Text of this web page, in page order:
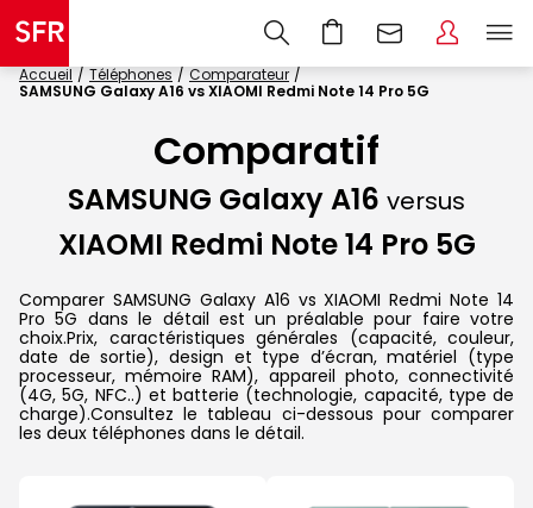
Accueil Téléphones
Comparateur
SAMSUNG Galaxy A16 vs XIAOMI Redmi Note 14 Pro 5G
Comparatif
SAMSUNG Galaxy A16 versus
XIAOMI Redmi Note 14 Pro 5G
Comparer SAMSUNG Galaxy A16 vs XIAOMI Redmi Note 14
Pro 5G dans le détail est un préalable pour faire votre
choix.Prix, caractéristiques générales (capacité, couleur,
date de sortie), design et type d’écran, matériel (type
processeur, mémoire RAM), appareil photo, connectivité
(4G, 5G, NFC..) et batterie (technologie, capacité, type de
charge).Consultez le tableau ci-dessous pour comparer
les deux téléphones dans le détail.